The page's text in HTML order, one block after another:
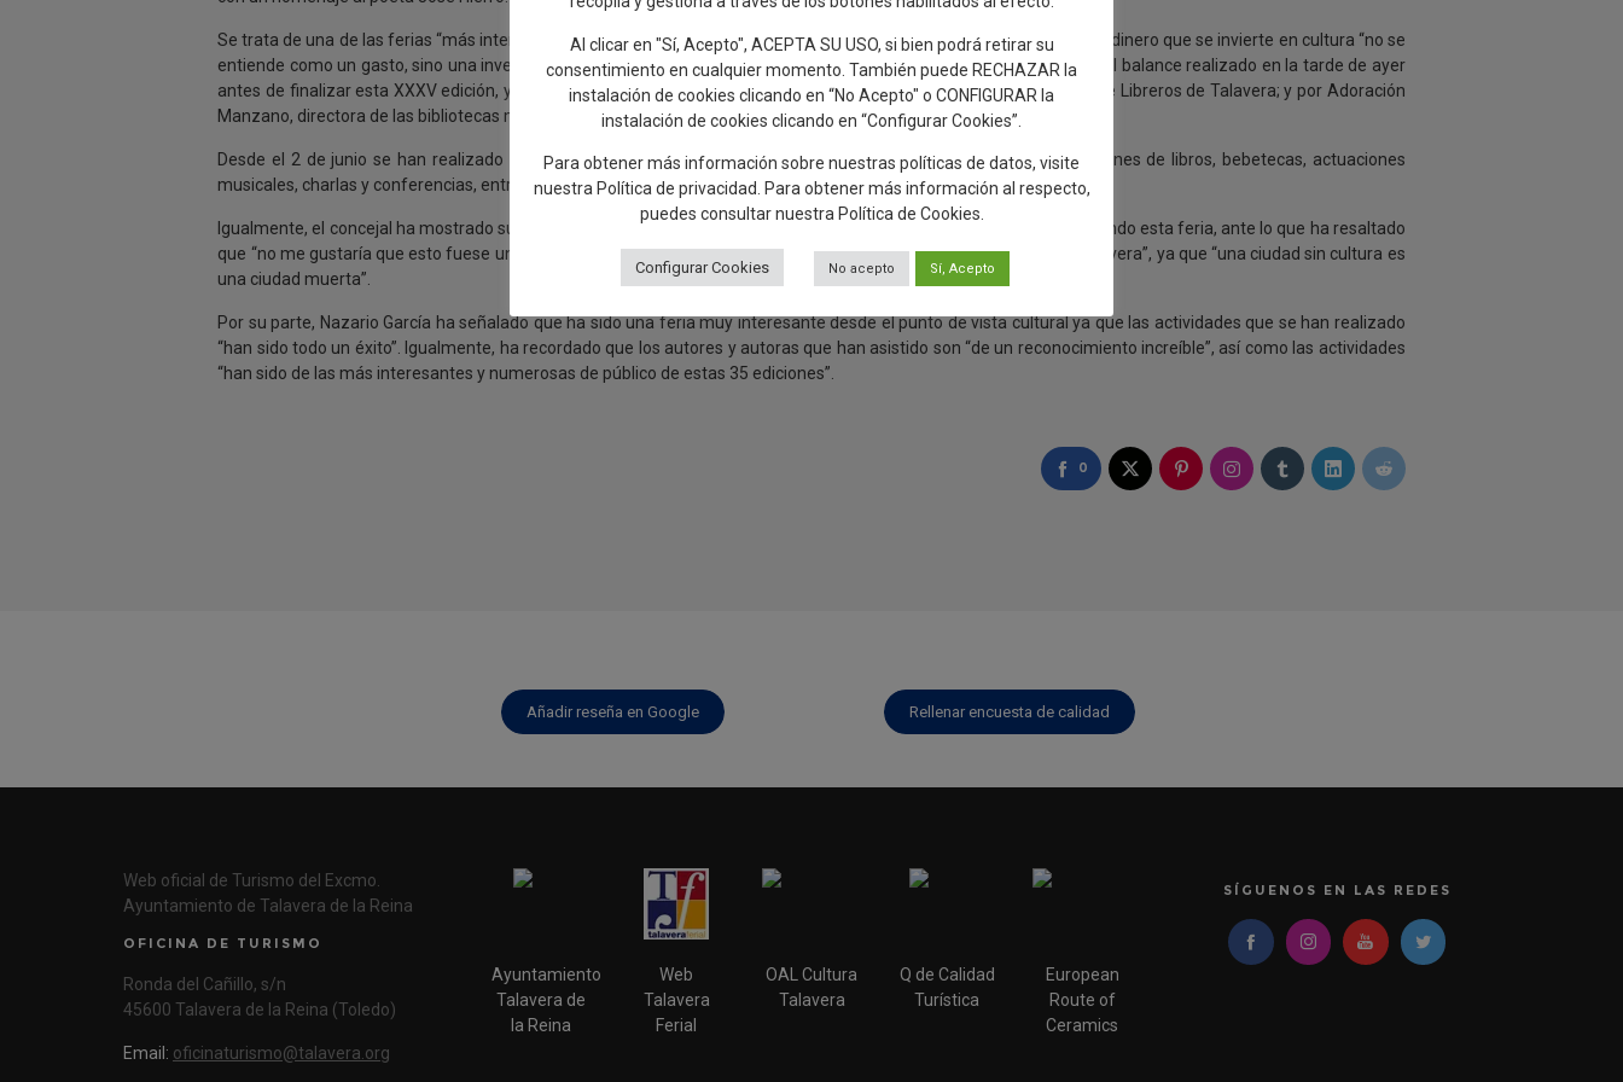
Se trata de una de las ferias “más interesantes y con mayor asistencia de público”, ante lo que Gil ha recordado que el dinero que se invierte en cultura “no se
entiende como un gasto, sino una inversión” por parte del Gobierno de Tita García Élez. Así lo ha destacado durante el balance realizado en la tarde de ayer
antes de finalizar esta XXXV edición, y donde estuvo acompañado por Nazario García, presidente de la Asociación de Libreros de Talavera; y por Adoración
Manzano, directora de las bibliotecas municipales.
Desde el 2 de junio se han realizado un total de 20 actividades, entre las que se han incluido firmas y presentaciones de libros, bebetecas, actuaciones
musicales, charlas y conferencias, entre otras.
Igualmente, el concejal ha mostrado su sorpresa por no haber visto representación del resto de grupos políticos visitando esta feria, ante lo que ha resaltado
que “no me gustaría que esto fuese una premonición de que la cultura vaya a dejar de ser la joya de la corona de Talavera”, ya que “una ciudad sin cultura es
una ciudad muerta”.
Por su parte, Nazario García ha señalado que ha sido una feria muy interesante desde el punto de vista cultural ya que las actividades que se han realizado
“han sido todo un éxito”. Igualmente, ha recordado que los autores y autoras que han asistido son “de un reconocimiento increíble”, así como las actividades
“han sido de las más interesantes y numerosas de público de estas 35 ediciones”.
0
Añadir reseña en Google Rellenar encuesta de calidad
Web oficial de Turismo del Excmo.
Ayuntamiento de Talavera de la Reina
OFICINA DE TURISMO
Ronda del Cañillo, s/n
45600 Talavera de la Reina (Toledo)
Email: oficinaturismo@talavera.org
Ayuntamiento
Talavera de
la Reina
Web
Talavera
Ferial
OAL Cultura
Talavera
Q de Calidad
Turística
European
Route of
Ceramics
SÍGUENOS EN LAS REDES
Al clicar en "Sí, Acepto", ACEPTA SU USO, si bien podrá retirar su
consentimiento en cualquier momento. También puede RECHAZAR la
instalación de cookies clicando en “No Acepto" o CONFIGURAR la
instalación de cookies clicando en “Configurar Cookies”.
Para obtener más información sobre nuestras políticas de datos, visite
nuestra Política de privacidad. Para obtener más información al respecto,
puedes consultar nuestra Política de Cookies.
Configurar Cookies No acepto Sí, Acepto